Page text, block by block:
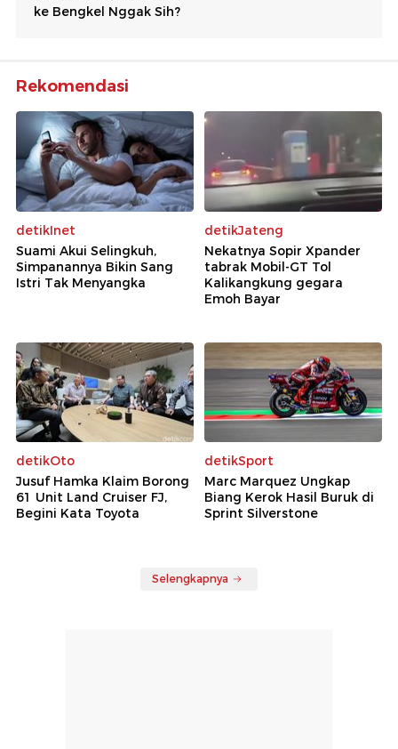
Rekomendasi
detikInet
Suami Akui Selingkuh,
Simpanannya Bikin Sang
Istri Tak Menyangka
detikJateng
Nekatnya Sopir Xpander
tabrak Mobil-GT Tol
Kalikangkung gegara
Emoh Bayar
detikOto
Jusuf Hamka Klaim Borong
61 Unit Land Cruiser FJ,
Begini Kata Toyota
detikSport
Marc Marquez Ungkap
Biang Kerok Hasil Buruk di
Sprint Silverstone
Selengkapnya